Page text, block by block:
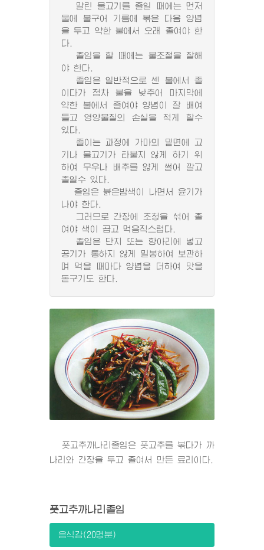
말린 물고기를 졸일 때에는 먼저
물에 불구어 기름에 볶은 다음 양념
을 두고 약한 불에서 오래 졸여야 한
다.
졸임을 할 때에는 불조절을 잘해
야 한다.
졸임은 일반적으로 센 불에서 졸
이다가 점차 불을 낮추어 마지막에
약한 불에서 졸여야 양념이 잘 배여
들고 영양물질의 손실을 적게 할수
있다.
졸이는 과정에 가마의 밑면에 고
기나 물고기가 타붙지 않게 하기 위
하여 무우나 배추를 얇게 썰어 깔고
졸일수 있다.
졸임은 붉은밤색이 나면서 윤기가
나야 한다.
그러므로 간장에 조청을 섞어 졸
여야 색이 곱고 먹음직스럽다.
졸임은 단지 또는 항아리에 넣고
공기가 통하지 않게 밀봉하여 보관하
며 먹을 때마다 양념을 더하여 맛을
돋구기도 한다.
풋고추까나리졸임은 풋고추를 볶다가 까
나리와 간장을 두고 졸여서 만든 료리이다.
풋고추까나리졸임
음식감(20명분)